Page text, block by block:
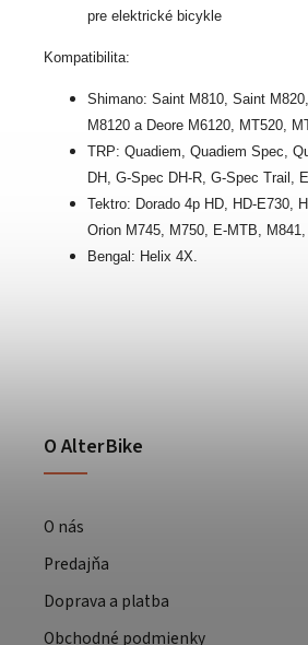
pre elektrické bicykle
Kompatibilita:
Shimano: Saint M810, Saint
M8120 a Deore M6120, MT520,
TRP: Quadiem, Quadiem Spec,
DH, G-Spec DH-R, G-Spec Trail,
Tektro: Dorado 4p HD, HD-E730,
Orion M745, M750, E-MTB,
Bengal: Helix 4X.
O AlterBike
O nás
Predajňa
Doprava a platba
Obchodné podmienky